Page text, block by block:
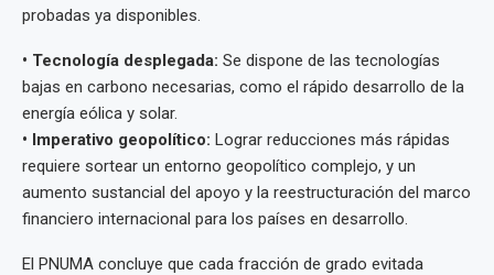
probadas ya disponibles.
•⁠ ⁠Tecnología desplegada: Se dispone de las tecnologías
bajas en carbono necesarias, como el rápido desarrollo de la
energía eólica y solar.
•⁠ ⁠Imperativo geopolítico: Lograr reducciones más rápidas
requiere sortear un entorno geopolítico complejo, y un
aumento sustancial del apoyo y la reestructuración del marco
financiero internacional para los países en desarrollo.
El PNUMA concluye que cada fracción de grado evitada